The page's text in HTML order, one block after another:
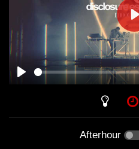
PLAY
Afterhour